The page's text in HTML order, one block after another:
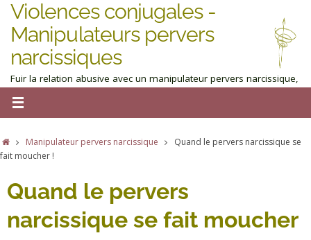
Violences conjugales -
Manipulateurs pervers
narcissiques
Fuir la relation abusive avec un manipulateur pervers narcissique,
Manipulateur pervers narcissique
Quand le pervers narcissique se
fait moucher !
Quand le pervers
narcissique se fait moucher